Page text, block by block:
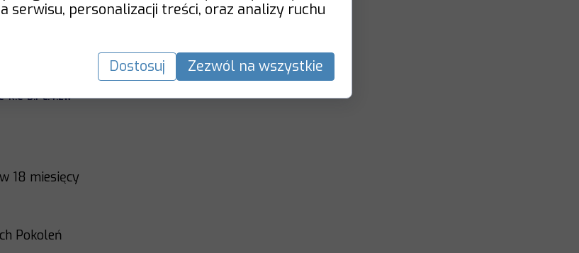
inteligencja-sprawia-ze-stajemy-sie-gorszymi-
B.1-L.4.zw
18 miesięcy
Pokoleń
serwisu, personalizacji treści, oraz analizy ruchu
Dostosuj Zezwól na wszystkie